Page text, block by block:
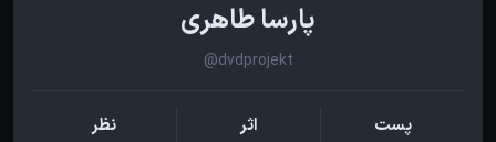
پارسا طاهری
@dvdprojekt
پست اثر نظر